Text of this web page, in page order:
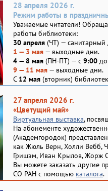
28 апреля 2026 г.
Режим работы в
Уважаемые читатели!
работы библиотеки:
30 апреля (ЧТ) — санитарный
1 — 3 мая — выходные дни.
4 — 8 мая (ПН-ПТ) — с 9:00
9 — 11 мая — выходные дни.
С 12 мая (вторник)
27 апреля 2026 г.
«Цветущий май»
Виртуальная выставка,
На абонементе
(Академгородок)
как Жюль Верн, Холли Вебб,
Гришэм, Иван Крылов, Жорж
Вы можете заказать другие
СО РАН с помощью каталога.